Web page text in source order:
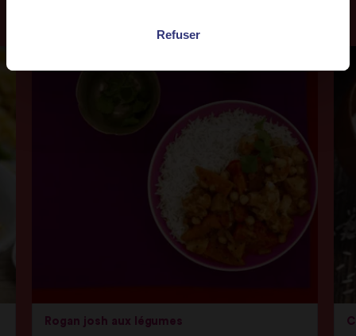
Refuser
Rogan josh aux légumes